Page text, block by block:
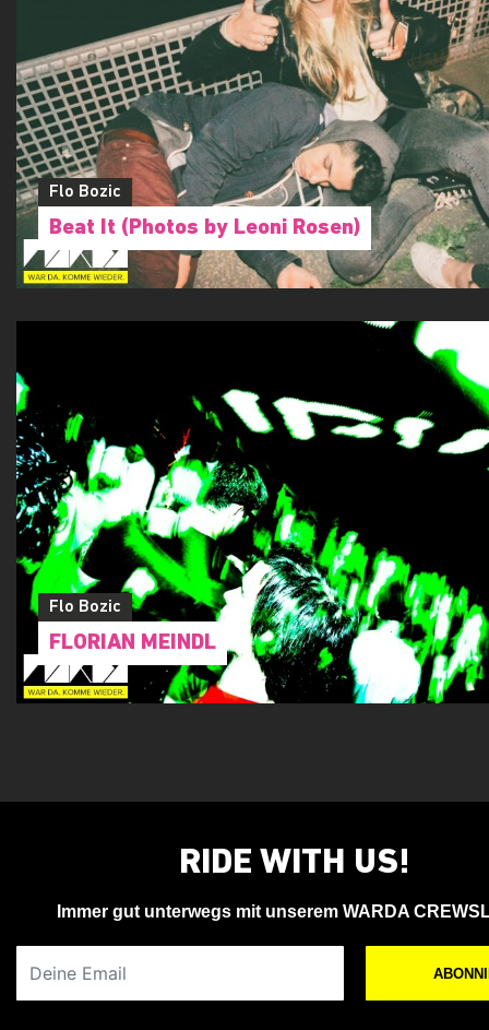
Flo Bozic
Beat It (Photos by Leoni Rosen)
Flo Bozic
FLORIAN MEINDL
RIDE WITH US!
Immer gut unterwegs mit unserem WARDA